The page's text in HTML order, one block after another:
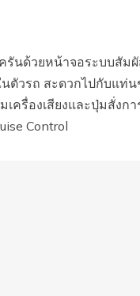
นด้วยหน้าจอระบบสัม
ตัวรถ สะดวกไปกับแท่
ครื่องเสียงและปุ่มสั่ง
Control